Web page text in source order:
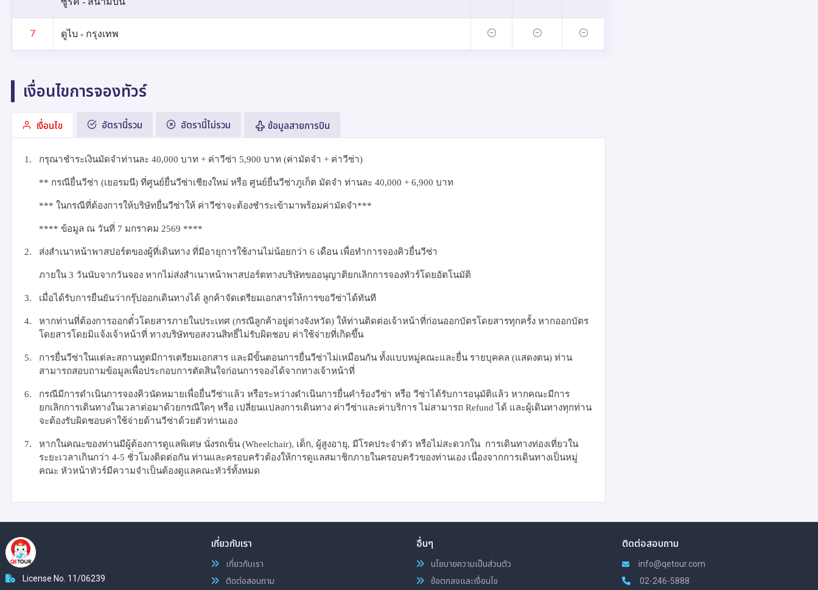
7 ดูไบ - กรุงเทพ
เงื่อนไขการจองทัวร์
เงื่อนไข อัตรานี้รวม อัตรานี้ไม่รวม ข้อมูลสายการบิน
1. กรุณาชำระเงินมัดจำท่านละ 40,000 บาท + ค่าวีซ่า 5,900 บาท (ค่ามัดจำ + ค่าวีซ่า)
** กรณียื่นวีซ่า (เยอรมนี) ที่ศูนย์ยื่นวีซ่าเชียงใหม่ หรือ ศูนย์ยื่นวีซ่าภูเก็ต มัดจำ ท่านละ 40,000 + 6,900 บาท
*** ในกรณีที่ต้องการให้บริษัทยื่นวีซ่าให้ ค่าวีซ่าจะต้องชำระเข้ามาพร้อมค่ามัดจำ***
**** ข้อมูล ณ วันที่ 7 มกราคม 2569 ****
2. ส่งสำเนาหน้าพาสปอร์ตของผู้ที่เดินทาง ที่มีอายุการใช้งานไม่น้อยกว่า 6 เดือน เพื่อทำการจองคิวยื่นวีซ่า
ภายใน 3 วันนับจากวันจอง หากไม่ส่งสำเนาหน้าพาสปอร์ตทางบริษัทขออนุญาติยกเลิกการจองทัวร์โดยอัตโนมัติ
3. เมื่อได้รับการยืนยันว่ากรุ๊ปออกเดินทางได้ ลูกค้าจัดเตรียมเอกสารให้การขอวีซ่าได้ทันที
4.
หากท่านที่ต้องการออกตั๋วโดยสารภายในประเทศ (กรณีลูกค้าอยู่ต่างจังหวัด) ให้ท่านติดต่อเจ้าหน้าที่ก่อนออกบัตรโดยสารทุกครั้ง หากออกบัตร
โดยสารโดยมิแจ้งเจ้าหน้าที่ ทางบริษัทขอสงวนสิทธิ์ไม่รับผิดชอบ ค่าใช้จ่ายที่เกิดขึ้น
5.
การยื่นวีซ่าในแต่ละสถานทูตมีการเตรียมเอกสาร และมีขั้นตอนการยื่นวีซ่าไม่เหมือนกัน ทั้งแบบหมู่คณะและยื่น รายบุคคล (แสดงตน) ท่าน
สามารถสอบถามข้อมูลเพื่อประกอบการตัดสินใจก่อนการจองได้จากทางเจ้าหน้าที่
6.
กรณีมีการดำเนินการจองคิวนัดหมายเพื่อยื่นวีซ่าแล้ว หรือระหว่างดำเนินการยื่นคำร้องวีซ่า หรือ วีซ่าได้รับการอนุมัติแล้ว หากคณะมีการ
ยกเลิกการเดินทางในเวลาต่อมาด้วยกรณีใดๆ หรือ เปลี่ยนแปลงการเดินทาง ค่าวีซ่าและค่าบริการ ไม่สามารถ Refundได้ และผู้เดินทางทุกท่าน
จะต้องรับผิดชอบค่าใช้จ่ายด้านวีซ่าด้วยตัวท่านเอง
7. หากในคณะของท่านมีผู้ต้องการดูแลพิเศษ นั่งรถเข็น (Wheelchair), เด็ก, ผู้สูงอายุ, มีโรคประจำตัว หรือไม่สะดวกใน การเดินทางท่องเที่ยวใน
ระยะเวลาเกินกว่า 4-5 ชั่วโมงติดต่อกัน ท่านและครอบครัวต้องให้การดูแลสมาชิกภายในครอบครัวของท่านเอง เนื่องจากการเดินทางเป็นหมู่
คณะ หัวหน้าทัวร์มีความจำเป็นต้องดูแลคณะทัวร์ทั้งหมด
License No. 11/06239
เกี่ยวกับเรา
เกี่ยวกับเรา
ติดต่อสอบถาม
อื่นๆ
นโยบายความเป็นส่วนตัว
ข้อตกลงและเงื่อนไข
ติดต่อสอบถาม
info@qetour.com
02-246-5888